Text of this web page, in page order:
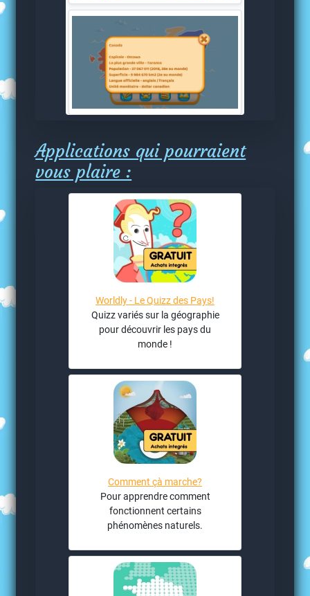
Applications qui pourraient
vous plaire :
Worldly - Le Quizz des Pays!
Quizz variés sur la géographie
pour découvrir les pays du
monde !
Comment çà marche?
Pour apprendre comment
fonctionnent certains
phénomènes naturels.